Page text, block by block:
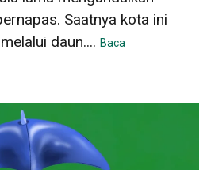
Saatnya kota ini
daun.... Baca